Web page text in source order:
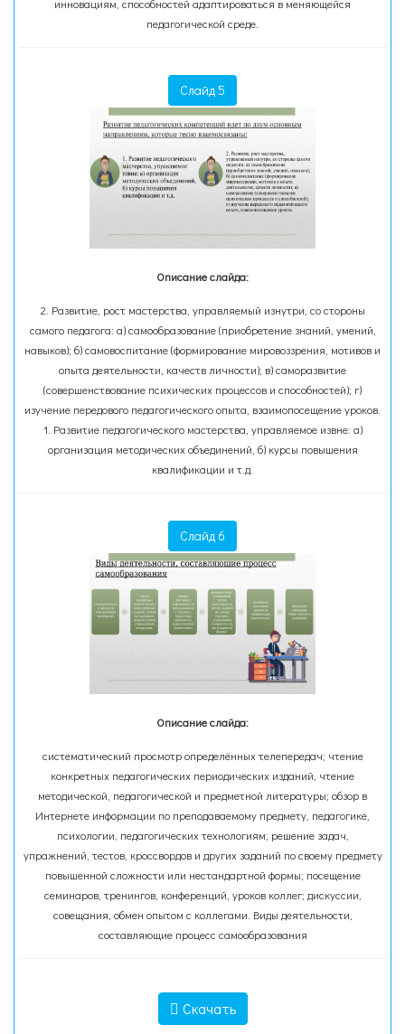
инновациям, способностей адаптироваться в меняющейся
педагогической среде.
Слайд 5
Описание слайда:
2. Развитие, рост мастерства, управляемый изнутри, со стороны
самого педагога: а) самообразование (приобретение знаний, умений,
навыков); б) самовоспитание (формирование мировоззрения, мотивов и
опыта деятельности, качеств личности); в) саморазвитие
(совершенствование психических процессов и способностей); г)
изучение передового педагогического опыта, взаимопосещение уроков.
1. Развитие педагогического мастерства, управляемое извне: а)
организация методических объединений, б) курсы повышения
квалификации и т.д.
Слайд 6
Описание слайда:
систематический просмотр определённых телепередач; чтение
конкретных педагогических периодических изданий, чтение
методической, педагогической и предметной литературы; обзор в
Интернете информации по преподаваемому предмету, педагогике,
психологии, педагогических технологиям; решение задач,
упражнений, тестов, кроссвордов и других заданий по своему предмету
повышенной сложности или нестандартной формы; посещение
семинаров, тренингов, конференций, уроков коллег; дискуссии,
совещания, обмен опытом с коллегами. Виды деятельности,
составляющие процесс самообразования
Скачать